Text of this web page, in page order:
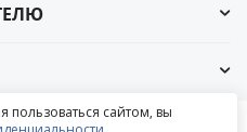
сайтом, вы